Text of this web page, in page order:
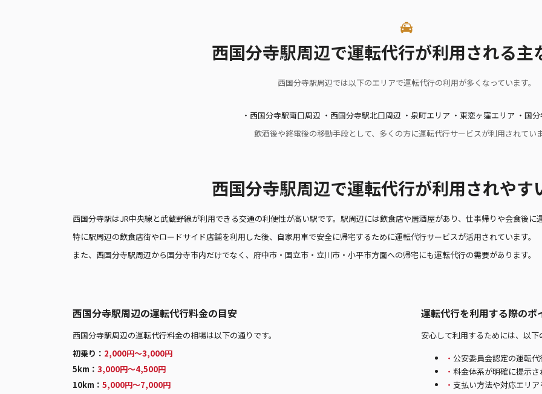
西国分寺駅周辺で運転代行が利用される主
西国分寺駅周辺では以下のエリアで運転代行の利用が多くなっています。
・西国分寺駅南口周辺 ・西国分寺駅北口周辺 ・泉町エリア ・東恋ヶ窪エリア ・国
飲酒後や終電後の移動手段として、多くの方に運転代行サービスが利用されてい
西国分寺駅周辺で運転代行が利用されやす
西国分寺駅はJR中央線と武蔵野線が利用できる交通の利便性が高い駅です。駅周辺には飲食店や居酒屋があり、仕事帰りや会食後
特に駅周辺の飲食店街やロードサイド店舗を利用した後、自家用車で安全に帰宅するために運転代行サービスが活用されています。
また、西国分寺駅周辺から国分寺市内だけでなく、府中市・国立市・立川市・小平市方面への帰宅にも運転代行の需要があります。
西国分寺駅周辺の運転代行料金の目安
西国分寺駅周辺の運転代行料金の相場は以下の通りです。
初乗り： 2,000円〜3,000円
5km： 3,000円〜4,500円
10km： 5,000円〜7,000円
運転代行を利用する際のポ
安心して利用するためには、以
公安委員会認定の運転
料金体系が明確に提示
支払い方法や対応エリ